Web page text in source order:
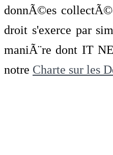
donnÃ©es
droit s'exerce par
maniÃ¨re dont IT
notre Charte sur les